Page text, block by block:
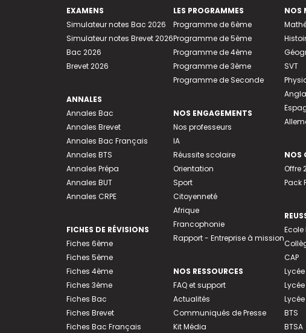
EXAMENS
Simulateur notes Bac 2026
Simulateur notes Brevet 2026
Bac 2026
Brevet 2026
ANNALES
Annales Bac
Annales Brevet
Annales Bac Français
Annales BTS
Annales Prépa
Annales BUT
Annales CRPE
FICHES DE RÉVISIONS
Fiches 6ème
Fiches 5ème
Fiches 4ème
Fiches 3ème
Fiches Bac
Fiches Brevet
Fiches Bac Français
LES PROGRAMMES
Programme de 6ème
Programme de 5ème
Programme de 4ème
Programme de 3ème
Programme de Seconde
NOS ENGAGEMENTS
Nos professeurs
IA
Réussite scolaire
Orientation
Sport
Citoyenneté
Afrique
Francophonie
Rapport - Entreprise à mission
NOS RESSOURCES
FAQ et support
Actualités
Communiqués de Presse
Kit Média
NOS
SVT
NOS
Offre
Pack
Ecole
CAP
BTS
BTSA